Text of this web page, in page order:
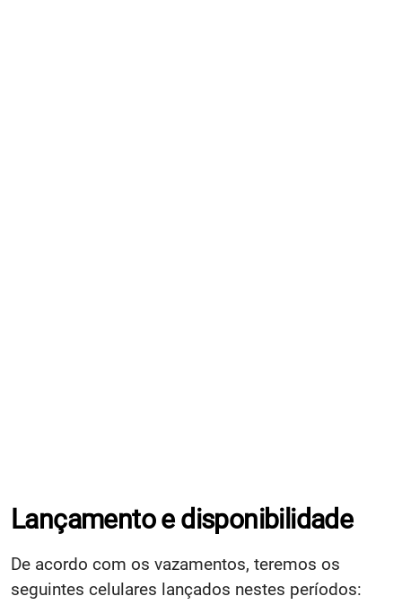
Lançamento e disponibilidade
De acordo com os vazamentos, teremos os
seguintes celulares lançados nestes períodos: